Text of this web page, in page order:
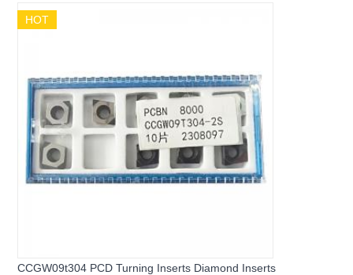
HOT
CCGW09t304 PCD Turning Inserts Diamond Inserts